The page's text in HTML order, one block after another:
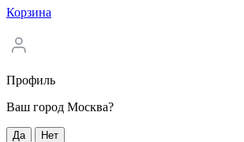
Корзина
Профиль
Ваш город Москва?
Да Нет